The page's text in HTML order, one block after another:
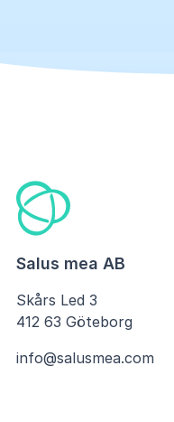
Salus mea AB
Skårs Led 3
412 63 Göteborg
info@salusmea.com